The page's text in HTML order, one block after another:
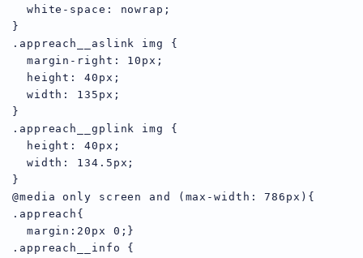
  white-space: nowrap;
}
.appreach__aslink img {
  margin-right: 10px;
  height: 40px;
  width: 135px;
}
.appreach__gplink img {
  height: 40px;
  width: 134.5px;
}
@media only screen and (max-width: 786px){
.appreach{
  margin:20px 0;}
.appreach__info {